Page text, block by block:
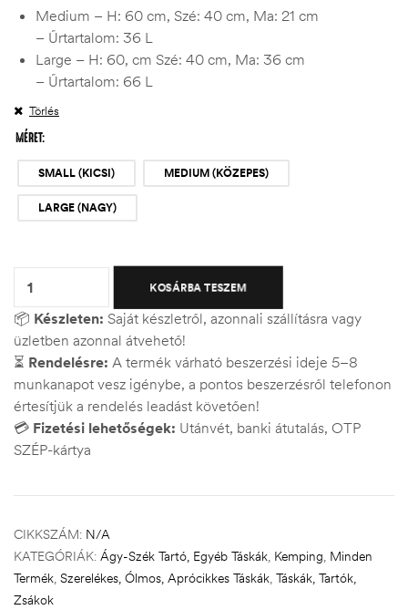
Medium – H: 60 cm, Szé: 40 cm, Ma: 21 cm
– Űrtartalom: 36 L
Large – H: 60, cm Szé: 40 cm, Ma: 36 cm
– Űrtartalom: 66 L
MÉRET
SMALL (KICSI) MEDIUM (KÖZEPES)
LARGE (NAGY)
Törlés
KOSÁRBA TESZEM
📦 Készleten: Saját készletről, azonnali szállításra vagy
üzletben azonnal átvehető!
⏳ Rendelésre: A termék várható beszerzési ideje 5–8
munkanapot vesz igénybe, a pontos beszerzésről telefonon
értesítjük a rendelés leadást követően!
💳 Fizetési lehetőségek: Utánvét, banki átutalás, OTP
SZÉP-kártya
CIKKSZÁM: N/A
KATEGÓRIÁK: Ágy-Szék Tartó, Egyéb Táskák, Kemping, Minden
Termék, Szerelékes, Ólmos, Aprócikkes Táskák, Táskák, Tartók,
Zsákok